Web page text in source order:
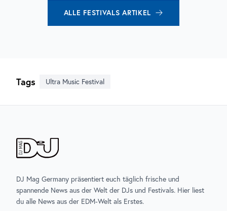
ALLE FESTIVALS ARTIKEL
Tags Ultra Music Festival
DJ Mag Germany präsentiert euch täglich frische und
spannende News aus der Welt der DJs und Festivals. Hier liest
du alle News aus der EDM-Welt als Erstes.